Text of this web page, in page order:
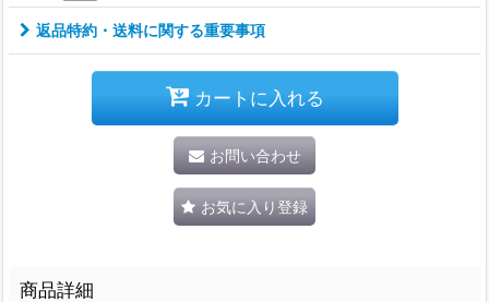
返品特約・送料に関する重要事項
カートに入れる
お問い合わせ
お気に入り登録
商品詳細